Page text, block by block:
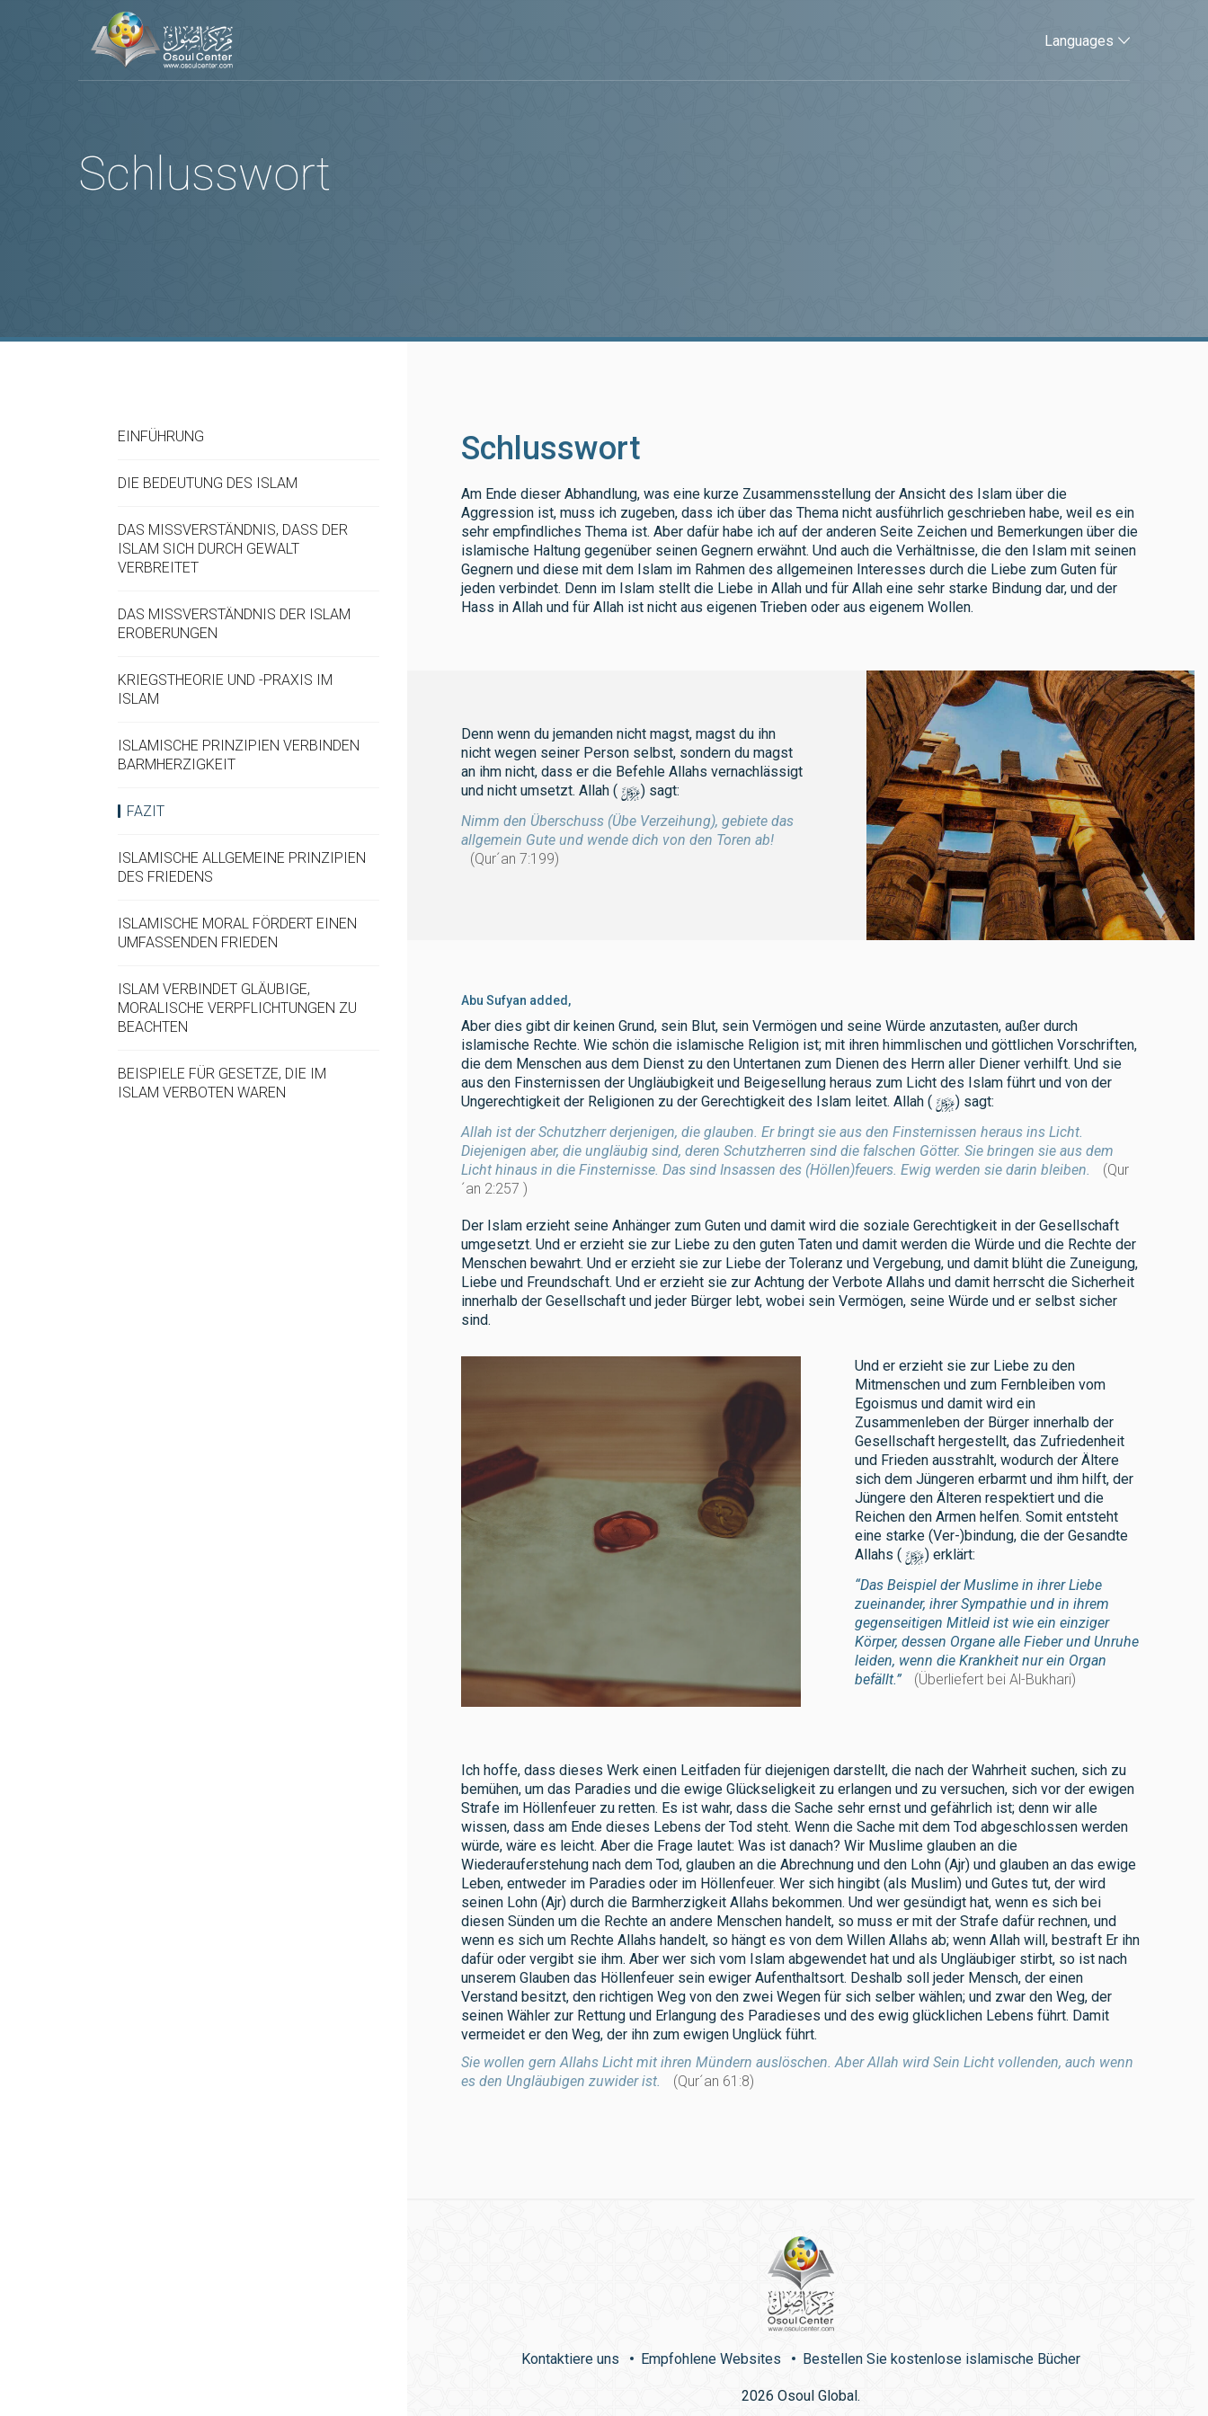
Languages
Schlusswort
EINFÜHRUNG
DIE BEDEUTUNG DES ISLAM
DAS MISSVERSTÄNDNIS, DASS DER
ISLAM SICH DURCH GEWALT
VERBREITET
DAS MISSVERSTÄNDNIS DER ISLAM
EROBERUNGEN
KRIEGSTHEORIE UND -PRAXIS IM
ISLAM
ISLAMISCHE PRINZIPIEN VERBINDEN
BARMHERZIGKEIT
FAZIT
ISLAMISCHE ALLGEMEINE PRINZIPIEN
DES FRIEDENS
ISLAMISCHE MORAL FÖRDERT EINEN
UMFASSENDEN FRIEDEN
ISLAM VERBINDET GLÄUBIGE,
MORALISCHE VERPFLICHTUNGEN ZU
BEACHTEN
BEISPIELE FÜR GESETZE, DIE IM
ISLAM VERBOTEN WAREN
Schlusswort
Am Ende dieser Abhandlung, was eine kurze Zusammensstellung der Ansicht des Islam über die
Aggression ist, muss ich zugeben, dass ich über das Thema nicht ausführlich geschrieben habe, weil es ein
sehr empfindliches Thema ist. Aber dafür habe ich auf der anderen Seite Zeichen und Bemerkungen über die
islamische Haltung gegenüber seinen Gegnern erwähnt. Und auch die Verhältnisse, die den Islam mit seinen
Gegnern und diese mit dem Islam im Rahmen des allgemeinen Interesses durch die Liebe zum Guten für
jeden verbindet. Denn im Islam stellt die Liebe in Allah und für Allah eine sehr starke Bindung dar, und der
Hass in Allah und für Allah ist nicht aus eigenen Trieben oder aus eigenem Wollen.
Denn wenn du jemanden nicht magst, magst du ihn
nicht wegen seiner Person selbst, sondern du magst
an ihm nicht, dass er die Befehle Allahs vernachlässigt
und nicht umsetzt. Allah ( y) sagt:
Nimm den Überschuss (Übe Verzeihung), gebiete das
allgemein Gute und wende dich von den Toren ab!
(Qur´an 7:199)
Abu Sufyan added,
Aber dies gibt dir keinen Grund, sein Blut, sein Vermögen und seine Würde anzutasten, außer durch
islamische Rechte. Wie schön die islamische Religion ist; mit ihren himmlischen und göttlichen Vorschriften,
die dem Menschen aus dem Dienst zu den Untertanen zum Dienen des Herrn aller Diener verhilft. Und sie
aus den Finsternissen der Ungläubigkeit und Beigesellung heraus zum Licht des Islam führt und von der
Ungerechtigkeit der Religionen zu der Gerechtigkeit des Islam leitet. Allah ( y) sagt:
Allah ist der Schutzherr derjenigen, die glauben. Er bringt sie aus den Finsternissen heraus ins Licht.
Diejenigen aber, die ungläubig sind, deren Schutzherren sind die falschen Götter. Sie bringen sie aus dem
Licht hinaus in die Finsternisse. Das sind Insassen des (Höllen)feuers. Ewig werden sie darin bleiben.
(Qur
´an 2:257 )
Der Islam erzieht seine Anhänger zum Guten und damit wird die soziale Gerechtigkeit in der Gesellschaft
umgesetzt. Und er erzieht sie zur Liebe zu den guten Taten und damit werden die Würde und die Rechte der
Menschen bewahrt. Und er erzieht sie zur Liebe der Toleranz und Vergebung, und damit blüht die Zuneigung,
Liebe und Freundschaft. Und er erzieht sie zur Achtung der Verbote Allahs und damit herrscht die Sicherheit
innerhalb der Gesellschaft und jeder Bürger lebt, wobei sein Vermögen, seine Würde und er selbst sicher
sind.
Und er erzieht sie zur Liebe zu den
Mitmenschen und zum Fernbleiben vom
Egoismus und damit wird ein
Zusammenleben der Bürger innerhalb der
Gesellschaft hergestellt, das Zufriedenheit
und Frieden ausstrahlt, wodurch der Ältere
sich dem Jüngeren erbarmt und ihm hilft, der
Jüngere den Älteren respektiert und die
Reichen den Armen helfen. Somit entsteht
eine starke (Ver-)bindung, die der Gesandte
Allahs ( y) erklärt:
“Das Beispiel der Muslime in ihrer Liebe
zueinander, ihrer Sympathie und in ihrem
gegenseitigen Mitleid ist wie ein einziger
Körper, dessen Organe alle Fieber und Unruhe
leiden, wenn die Krankheit nur ein Organ
befällt.”
(Überliefert bei Al-Bukhari)
Ich hoffe, dass dieses Werk einen Leitfaden für diejenigen darstellt, die nach der Wahrheit suchen, sich zu
bemühen, um das Paradies und die ewige Glückseligkeit zu erlangen und zu versuchen, sich vor der ewigen
Strafe im Höllenfeuer zu retten. Es ist wahr, dass die Sache sehr ernst und gefährlich ist; denn wir alle
wissen, dass am Ende dieses Lebens der Tod steht. Wenn die Sache mit dem Tod abgeschlossen werden
würde, wäre es leicht. Aber die Frage lautet: Was ist danach? Wir Muslime glauben an die
Wiederauferstehung nach dem Tod, glauben an die Abrechnung und den Lohn (Ajr) und glauben an das ewige
Leben, entweder im Paradies oder im Höllenfeuer. Wer sich hingibt (als Muslim) und Gutes tut, der wird
seinen Lohn (Ajr) durch die Barmherzigkeit Allahs bekommen. Und wer gesündigt hat, wenn es sich bei
diesen Sünden um die Rechte an andere Menschen handelt, so muss er mit der Strafe dafür rechnen, und
wenn es sich um Rechte Allahs handelt, so hängt es von dem Willen Allahs ab; wenn Allah will, bestraft Er ihn
dafür oder vergibt sie ihm. Aber wer sich vom Islam abgewendet hat und als Ungläubiger stirbt, so ist nach
unserem Glauben das Höllenfeuer sein ewiger Aufenthaltsort. Deshalb soll jeder Mensch, der einen
Verstand besitzt, den richtigen Weg von den zwei Wegen für sich selber wählen; und zwar den Weg, der
seinen Wähler zur Rettung und Erlangung des Paradieses und des ewig glücklichen Lebens führt. Damit
vermeidet er den Weg, der ihn zum ewigen Unglück führt.
Sie wollen gern Allahs Licht mit ihren Mündern auslöschen. Aber Allah wird Sein Licht vollenden, auch wenn
es den Ungläubigen zuwider ist.
(Qur´an 61:8)
Kontaktiere uns Empfohlene Websites Bestellen Sie kostenlose islamische Bücher
2026 Osoul Global.